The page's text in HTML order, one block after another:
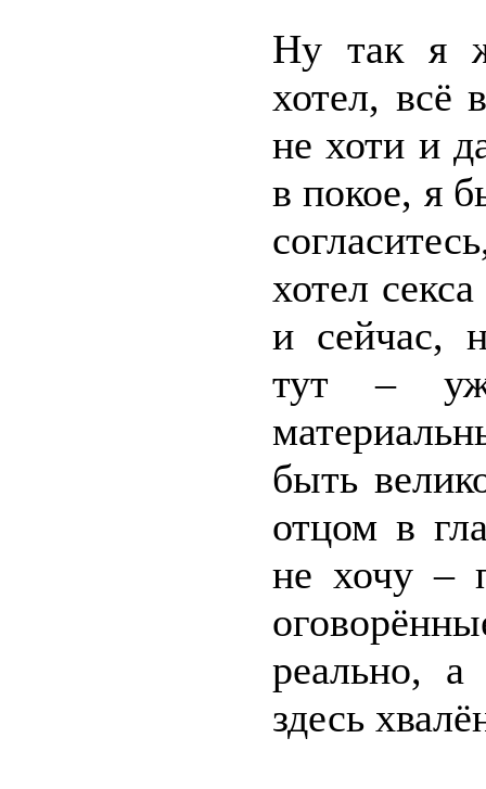
Ну так я
хотел, всё
не хоти и
в покое, я
хотел
и сейчас,
тут –
быть
отцом в
не хочу –
реально,
здесь